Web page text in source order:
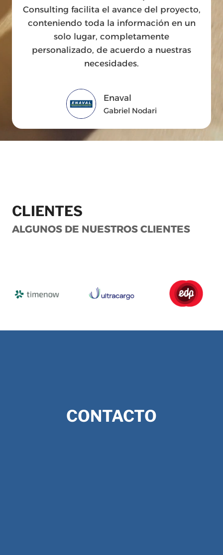
Consulting facilita el avance del proyecto,
conteniendo toda la información en un
solo lugar, completamente
personalizado, de acuerdo a nuestras
necesidades.
Enaval
Gabriel Nodari
CLIENTES
ALGUNOS DE NUESTROS CLIENTES
CONTACTO